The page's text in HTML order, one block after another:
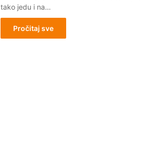
tako jedu i na…
Pročitaj sve